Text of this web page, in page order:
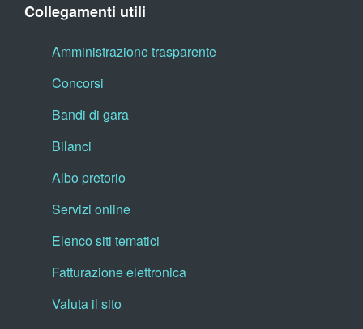
Collegamenti utili
Amministrazione trasparente
Concorsi
Bandi di gara
Bilanci
Albo pretorio
Servizi online
Elenco siti tematici
Fatturazione elettronica
Valuta il sito